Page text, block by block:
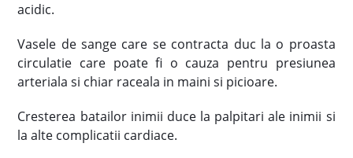
acidic.
Vasele de sange care se contracta duc la o proasta
circulatie care poate fi o cauza pentru presiunea
arteriala si chiar raceala in maini si picioare.
Cresterea batailor inimii duce la palpitari ale inimii si
la alte complicatii cardiace.